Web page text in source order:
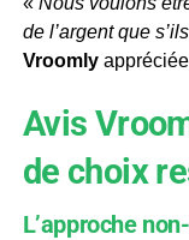
de l’argent que
Vroomly
Avis
de choix
L’approche